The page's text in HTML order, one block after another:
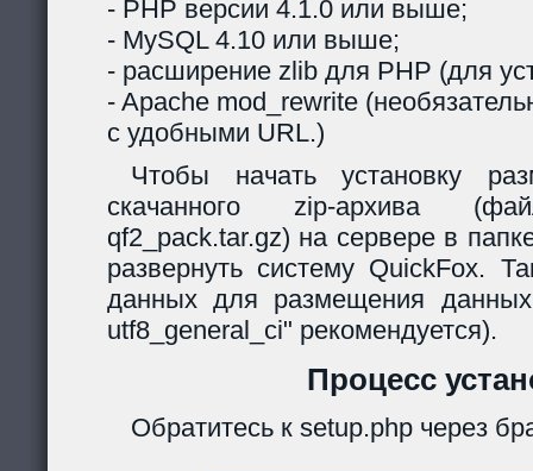
- PHP версии 4.1.0 или выше;
- MySQL 4.10 или выше;
- расширение zlib для PHP (для
- Apache mod_rewrite
с удобными URL.)
Чтобы начать установку
скачанного zip-архива
qf2_pack.tar.gz) на сервере в
развернуть систему QuickFox.
данных для размещения
utf8_general_ci" рекомендуется).
Процесс
Обратитесь к setup.php через